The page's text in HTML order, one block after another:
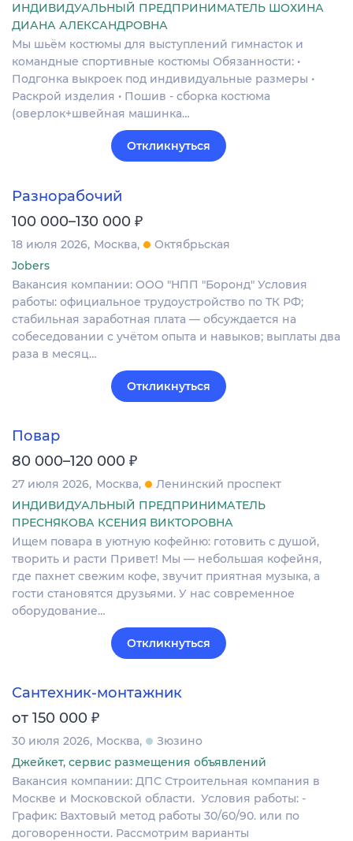
ИНДИВИДУАЛЬНЫЙ ПРЕДПРИНИМАТЕЛЬ ШОХИНА
ДИАНА АЛЕКСАНДРОВНА
Мы шьём костюмы для выступлений гимнасток и
командные спортивные костюмы Обязанности: •
Подгонка выкроек под индивидуальные размеры •
Раскрой изделия • Пошив - сборка костюма
(оверлок+швейная машинка…
Откликнуться
Разнорабочий
100 000–130 000 ₽
18 июля 2026 Москва
Октябрьская
Jobers
Вакансия компании: ООО "НПП "Боронд" Условия
работы: официальное трудоустройство по ТК РФ;
стабильная заработная плата — обсуждается на
собеседовании с учётом опыта и навыков; выплаты два
раза в месяц…
Откликнуться
Повар
80 000–120 000 ₽
27 июля 2026 Москва
Ленинский проспект
ИНДИВИДУАЛЬНЫЙ ПРЕДПРИНИМАТЕЛЬ
ПРЕСНЯКОВА КСЕНИЯ ВИКТОРОВНА
Ищем повара в уютную кофейню: готовить с душой,
творить и расти Привет! Мы — небольшая кофейня,
где пахнет свежим кофе, звучит приятная музыка, а
гости становятся друзьями. У нас современное
оборудование…
Откликнуться
Сантехник-монтажник
от 150 000 ₽
30 июля 2026 Москва
Зюзино
Джейкет, сервис размещения объявлений
Вакансия компании: ДПС Строительная компания в
Москве и Московской области. Условия работы: -
График: Вахтовый метод работы 30/60/90. или по
договоренности. Рассмотрим варианты